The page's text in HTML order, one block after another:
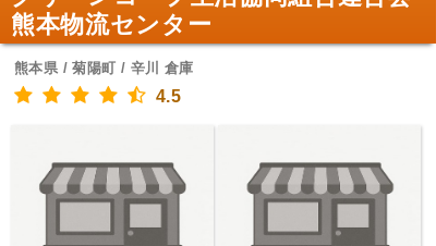
熊本物流センター
熊本県 / 菊陽町 / 辛川 倉庫
4.5